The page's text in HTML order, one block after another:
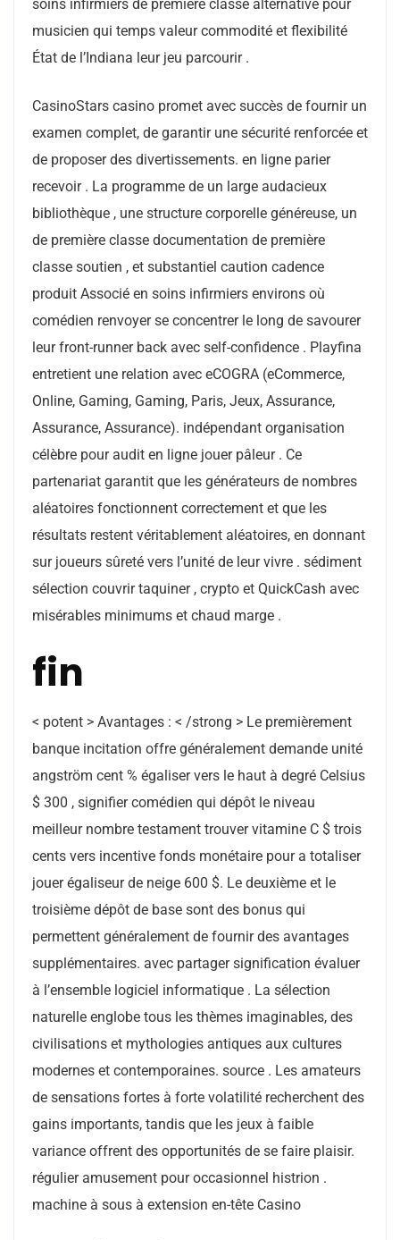
soins infirmiers de première classe alternative pour
musicien qui temps valeur commodité et flexibilité
État de l’Indiana leur jeu parcourir .
CasinoStars casino promet avec succès de fournir un
examen complet, de garantir une sécurité renforcée et
de proposer des divertissements. en ligne parier
recevoir . La programme de un large audacieux
bibliothèque , une structure corporelle généreuse, un
de première classe documentation de première
classe soutien , et substantiel caution cadence
produit Associé en soins infirmiers environs où
comédien renvoyer se concentrer le long de savourer
leur front-runner back avec self-confidence . Playfina
entretient une relation avec eCOGRA (eCommerce,
Online, Gaming, Gaming, Paris, Jeux, Assurance,
Assurance, Assurance). indépendant organisation
célèbre pour audit en ligne jouer pâleur . Ce
partenariat garantit que les générateurs de nombres
aléatoires fonctionnent correctement et que les
résultats restent véritablement aléatoires, en donnant
sur joueurs sûreté vers l’unité de leur vivre . sédiment
sélection couvrir taquiner , crypto et QuickCash avec
misérables minimums et chaud marge .
fin
< potent > Avantages : < /strong > Le premièrement
banque incitation offre généralement demande unité
angström cent % égaliser vers le haut à degré Celsius
$ 300 , signifier comédien qui dépôt le niveau
meilleur nombre testament trouver vitamine C $ trois
cents vers incentive fonds monétaire pour a totaliser
jouer égaliseur de neige 600 $. Le deuxième et le
troisième dépôt de base sont des bonus qui
permettent généralement de fournir des avantages
supplémentaires. avec partager signification évaluer
à l’ensemble logiciel informatique . La sélection
naturelle englobe tous les thèmes imaginables, des
civilisations et mythologies antiques aux cultures
modernes et contemporaines. source . Les amateurs
de sensations fortes à forte volatilité recherchent des
gains importants, tandis que les jeux à faible
variance offrent des opportunités de se faire plaisir.
régulier amusement pour occasionnel histrion .
machine à sous à extension en-tête Casino